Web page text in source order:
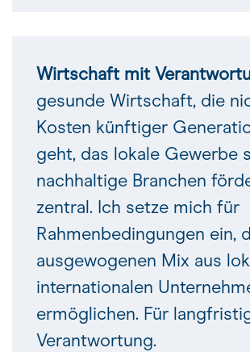
Wirtschaft mit
gesunde Wirtschaft, die
Kosten künftiger
geht, das lokale Gewerbe
nachhaltige Branchen
zentral. Ich setze mich für
Rahmenbedingungen ein,
ausgewogenen Mix aus
internationalen
ermöglichen. Für
Verantwortung.